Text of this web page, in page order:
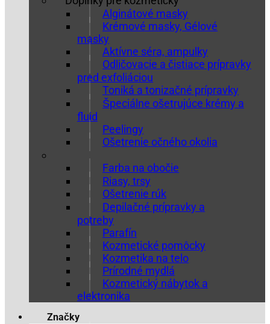
Alginátové masky
Krémové masky, Gélové
masky
Aktívne séra, ampulky
Odličovacie a čistiace prípravky
pred exfoliáciou
Toniká a tonizačné prípravky
Špeciálne ošetrujúce krémy a
fluid
Peelingy
Ošetrenie očného okolia
Farba na obočie
Riasy, trsy
Ošetrenie rúk
Depilačné prípravky a
potreby
Parafín
Kozmetické pomôcky
Kozmetika na telo
Prírodné mydlá
Kozmetický nábytok a
elektronika
Značky